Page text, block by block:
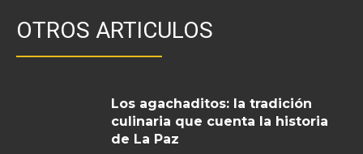
OTROS ARTICULOS
Los agachaditos: la tradición
culinaria que cuenta la historia
de La Paz